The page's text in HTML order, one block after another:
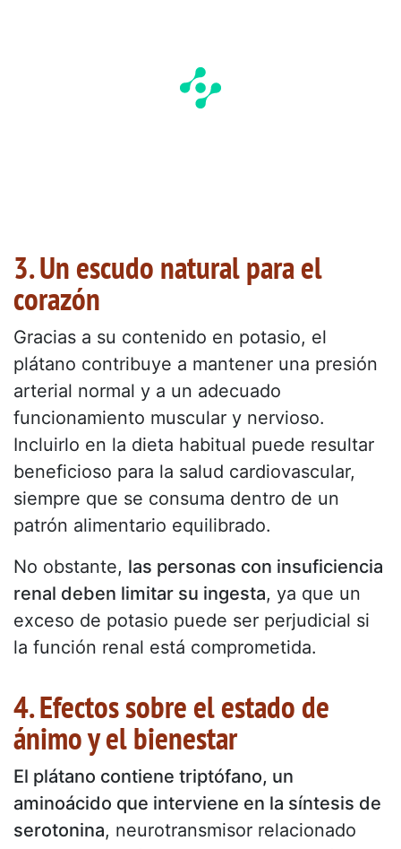
3. Un escudo natural para el
corazón
Gracias a su contenido en potasio, el
plátano contribuye a mantener una presión
arterial normal y a un adecuado
funcionamiento muscular y nervioso.
Incluirlo en la dieta habitual puede resultar
beneficioso para la salud cardiovascular,
siempre que se consuma dentro de un
patrón alimentario equilibrado.
No obstante, las personas con insuficiencia
renal deben limitar su ingesta, ya que un
exceso de potasio puede ser perjudicial si
la función renal está comprometida.
4. Efectos sobre el estado de
ánimo y el bienestar
El plátano contiene triptófano, un
aminoácido que interviene en la síntesis de
serotonina, neurotransmisor relacionado